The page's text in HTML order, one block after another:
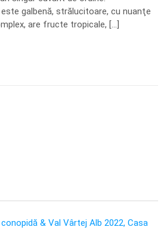
galbenă, strălucitoare, cu nuanţe
are fructe tropicale, […]
conopidă & Val Vârtej Alb 2022, Casa